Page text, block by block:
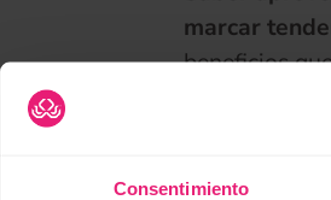
Consentimiento
marcar
beneficios